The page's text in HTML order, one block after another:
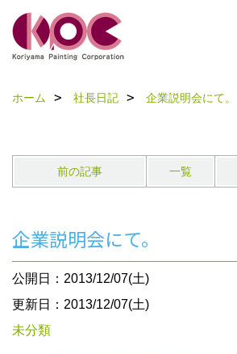
ホーム 社長日記 企業説明会にて。
前の記事 一覧
企業説明会にて。
公開日：2013/12/07(土)
更新日：2013/12/07(土)
未分類